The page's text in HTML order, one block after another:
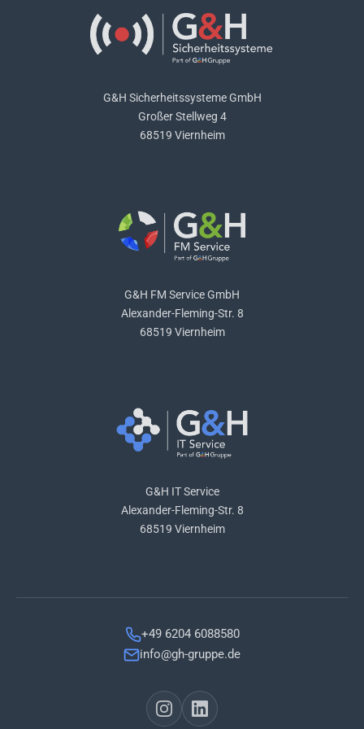
G&H Sicherheitssysteme GmbH
Großer Stellweg 4
68519 Viernheim
G&H FM Service GmbH
Alexander-Fleming-Str. 8
68519 Viernheim
G&H IT Service
Alexander-Fleming-Str. 8
68519 Viernheim
+49 6204 6088580
info@gh-gruppe.de